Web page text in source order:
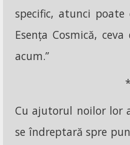
specific, atunci poate
Esența Cosmică,
acum.”
Cu ajutorul noilor lor
se îndreptară spre